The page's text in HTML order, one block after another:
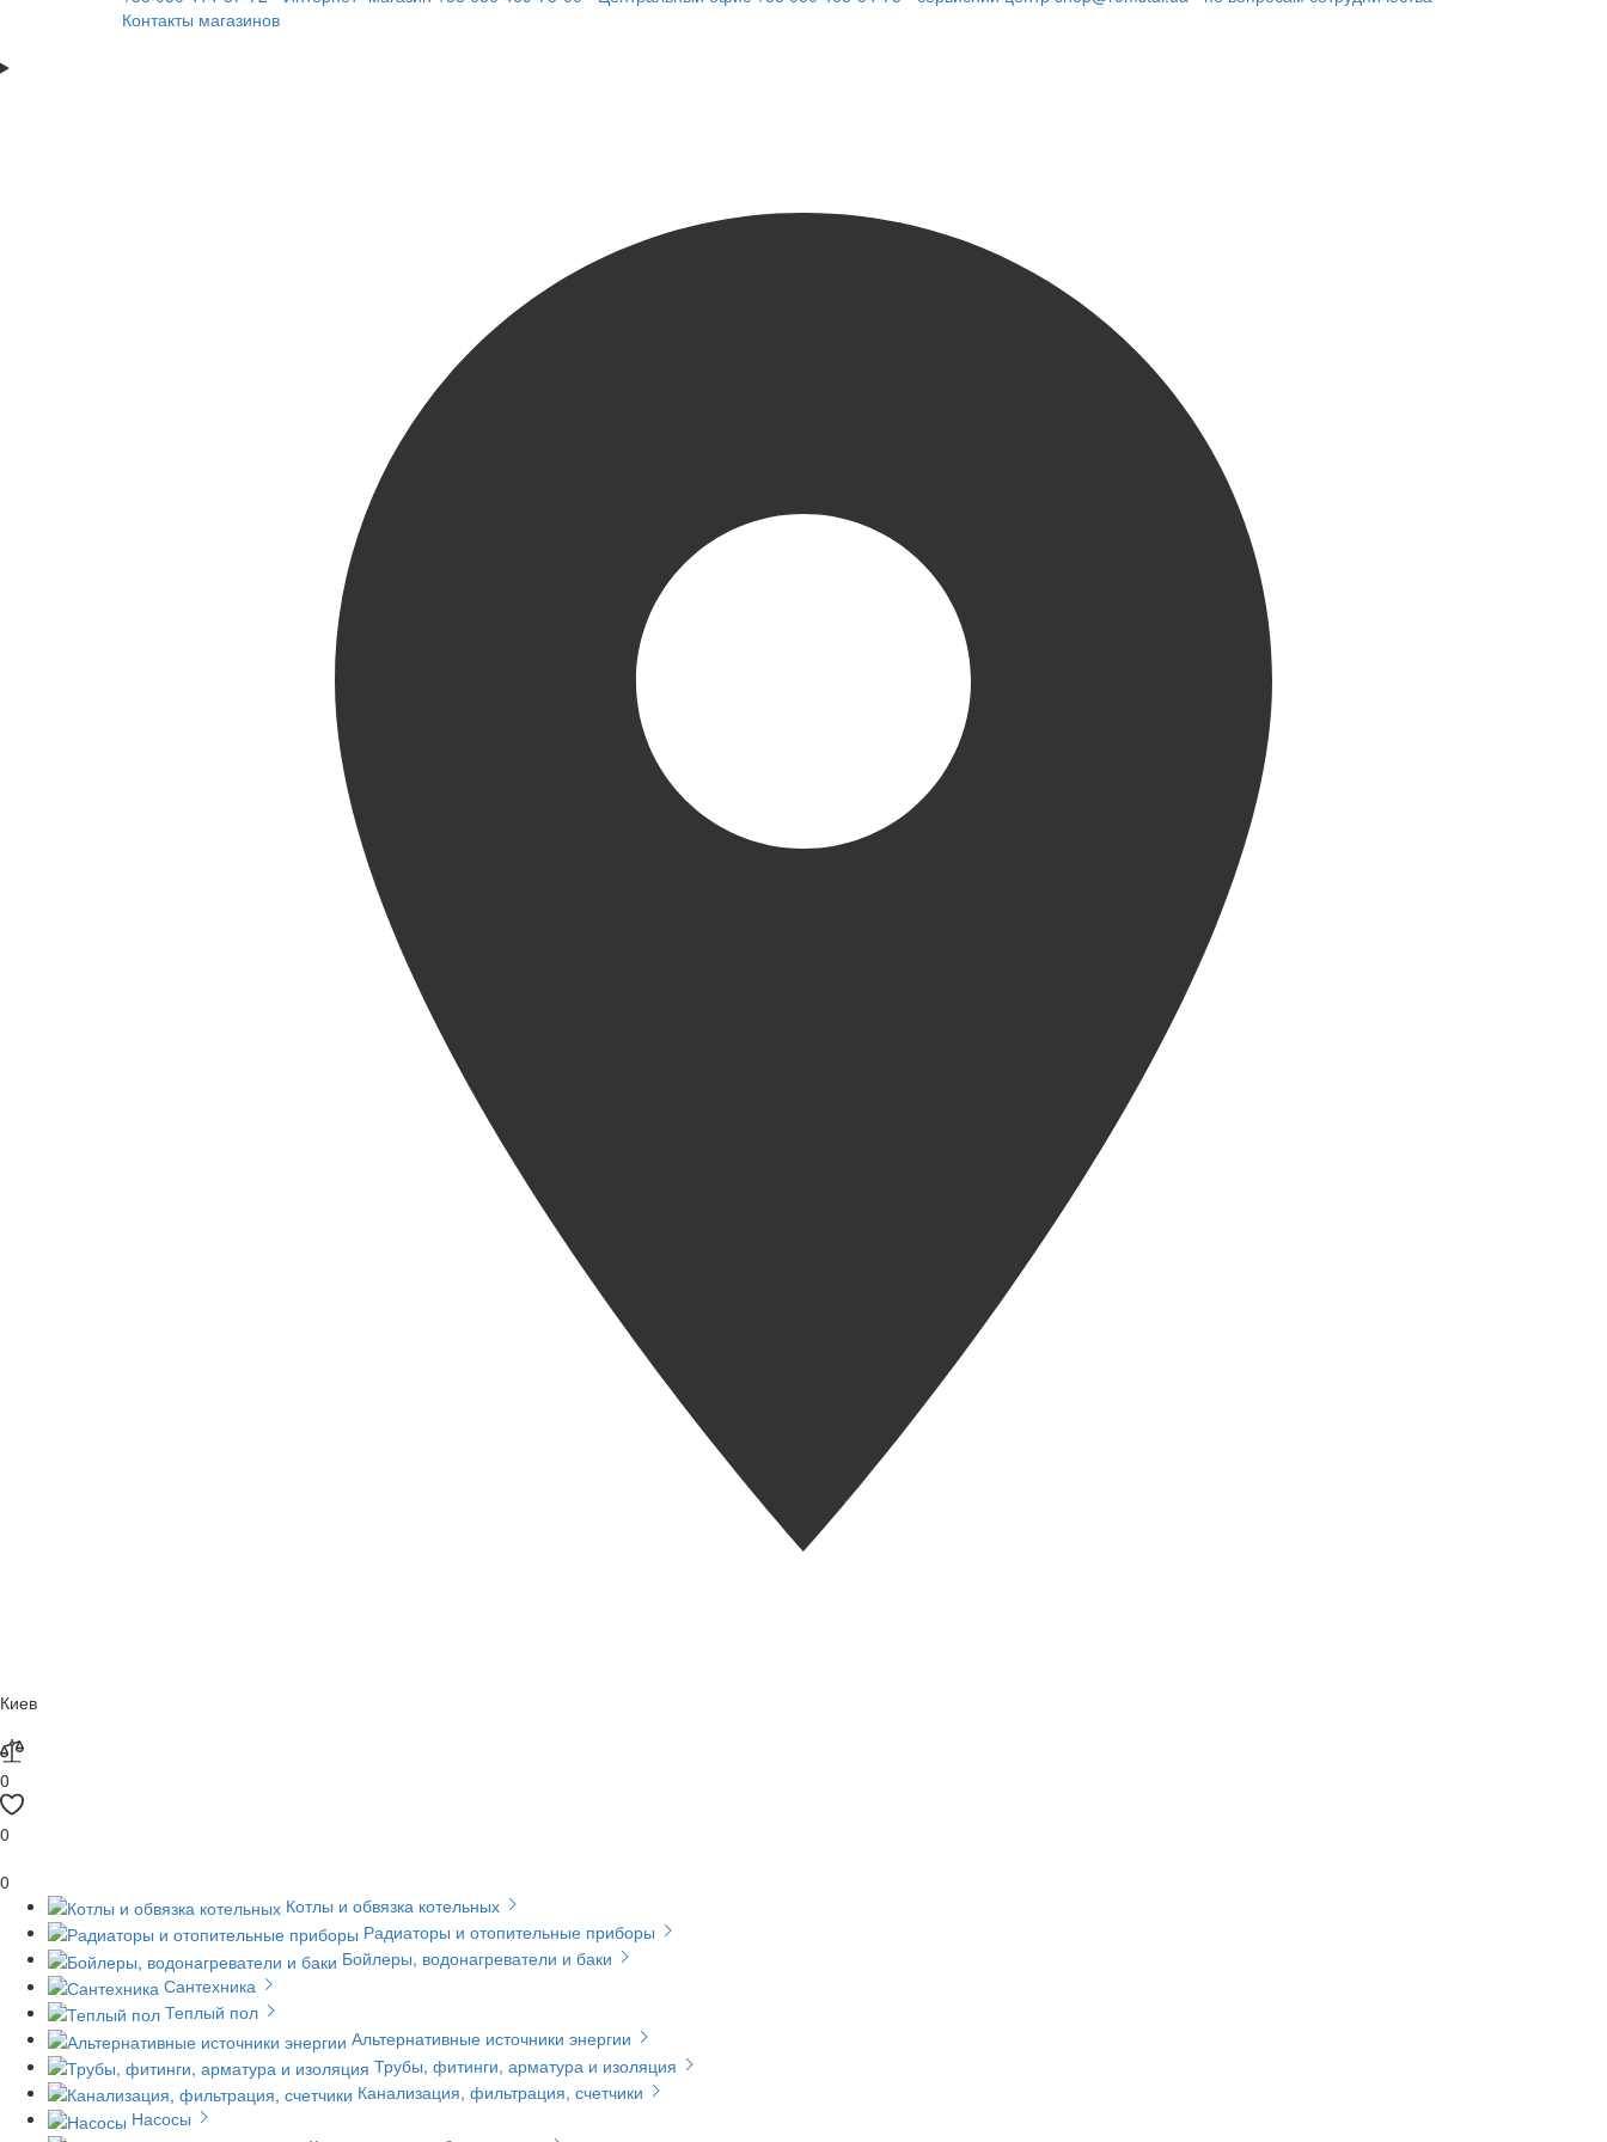
Контакты магазинов
Киев
0
0
0
Котлы и обвязка котельных
Радиаторы и отопительные приборы
Бойлеры, водонагреватели и баки
Сантехника
Теплый пол
Альтернативные источники энергии
Трубы, фитинги, арматура и изоляция
Канализация, фильтрация, счетчики
Насосы